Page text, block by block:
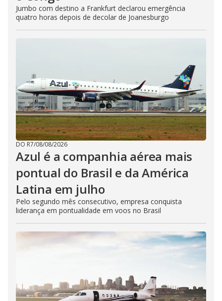
Jumbo com destino a Frankfurt declarou emergência
quatro horas depois de decolar de Joanesburgo
DO R7/08/08/2026
Azul é a companhia aérea mais
pontual do Brasil e da América
Latina em julho
Pelo segundo mês consecutivo, empresa conquista
liderança em pontualidade em voos no Brasil